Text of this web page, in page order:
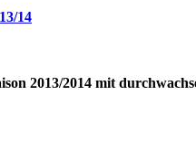
14
2013/2014 mit